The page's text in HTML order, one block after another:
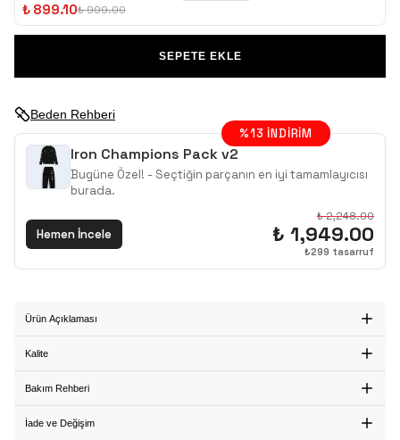
Beden Rehberi
%13 İNDIRIM
Iron Champions Pack v2
Bugüne Özel! - Seçtiğin parçanın en iyi tamamlayıcısı
burada.
Hemen İncele
₺ 2,248.00
₺ 1,949.00
₺299 tasarruf
₺ 899.10₺ 999.00
SEPETE EKLE
Ürün Açıklaması
Kalite
Bakım Rehberi
İade ve Değişim